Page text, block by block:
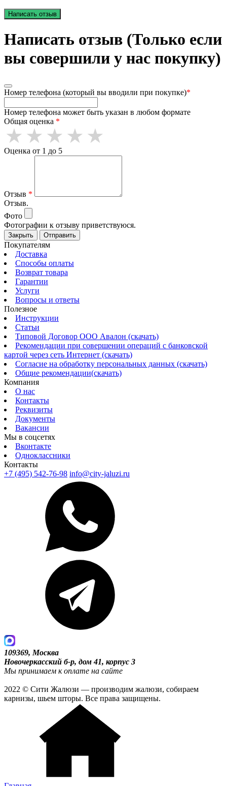
Написать отзыв
Написать отзыв (Только если
вы совершили у нас покупку)
Номер телефона (который вы вводили при покупке)*
Номер телефона может быть указан в любом формате
Общая оценка *
Оценка от 1 до 5
Отзыв *
Отзыв.
Фото
Фотографии к отзыву приветствуюся.
Закрыть Отправить
Покупателям
Доставка
Способы оплаты
Возврат товара
Гарантии
Услуги
Вопросы и ответы
Полезное
Инструкции
Статьи
Типовой Договор ООО Авалон (скачать)
Рекомендации при совершении операций с банковской
картой через сеть Интернет (скачать)
Согласие на обработку персональных данных (скачать)
Общие рекомендации(скачать)
Компания
О нас
Контакты
Реквизиты
Документы
Вакансии
Мы в соцсетях
Вконтакте
Одноклассники
Контакты
+7 (495) 542-76-98 info@city-jaluzi.ru
109369, Москва
Новочеркасский б-р, дом 41, корпус 3
Мы принимаем к оплате на сайте
2022 © Сити Жалюзи — производим жалюзи, собираем
карнизы, шьем шторы. Все права защищены.